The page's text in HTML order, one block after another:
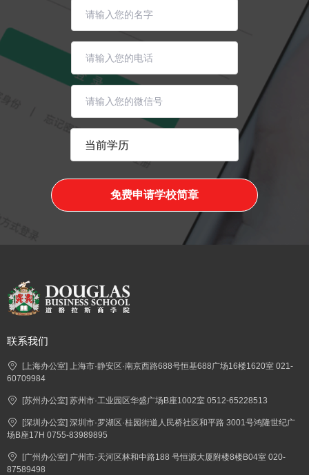
免费申请学校简章
联系我们
[上海办公室] 上海市·静安区·南京西路688号恒基688广场16楼1620室 021-
60709984
[苏州办公室] 苏州市·工业园区华盛广场B座1002室 0512-65228513
[深圳办公室] 深圳市·罗湖区·桂园街道人民桥社区和平路 3001号鸿隆世纪广
场B座17H 0755-83989895
[广州办公室] 广州市·天河区林和中路188 号恒源大厦附楼8楼B04室 020-
87589498